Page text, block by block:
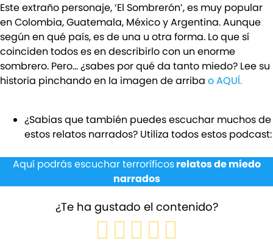
Este extraño personaje, ‘El Sombrerón’, es muy popular
en Colombia, Guatemala, México y Argentina. Aunque
según en qué país, es de una u otra forma. Lo que sí
coinciden todos es en describirlo con un enorme
sombrero. Pero… ¿sabes por qué da tanto miedo? Lee su
historia pinchando en la imagen de arriba o AQUÍ.
¿Sabias que también puedes escuchar muchos de
estos relatos narrados? Utiliza todos estos podcast:
Aquí podrás escuchar terroríficosrelatos de miedo
narrados
¿Te ha gustado el contenido?